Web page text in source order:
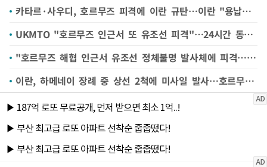
카타르·사우디, 호르무즈 피격에 이란 규탄…이란 "용납못해"
UKMTO "호르무즈 인근서 또 유조선 피격"…24시간 동안 3번째
"호르무즈 해협 인근서 유조선 정체불명 발사체에 피격…화재 발생"
이란, 하메네이 장례 중 상선 2척에 미사일 발사…호르무즈 긴장↑